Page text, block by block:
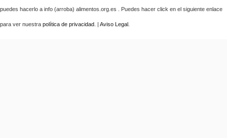
puedes hacerlo a info (arroba) alimentos.org.es . Puedes hacer click en el siguiente enlace
para ver nuestra política de privacidad . | Aviso Legal